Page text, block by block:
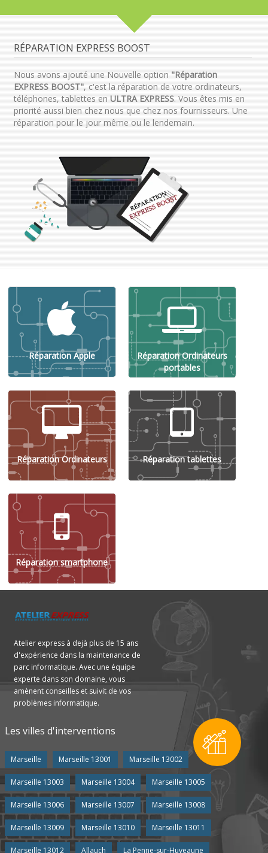
RÉPARATION EXPRESS BOOST
Nous avons ajouté une Nouvelle option "Réparation
EXPRESS BOOST", c'est la réparation de votre ordinateurs,
téléphones, tablettes en ULTRA EXPRESS. Vous êtes mis en
priorité aussi bien chez nous que chez nos fournisseurs. Une
réparation pour le jour même ou le lendemain.
Réparation Apple
Réparation Ordinateurs
portables
Réparation Ordinateurs Réparation tablettes
Réparation smartphone
Atelier express à dejà plus de 15 ans
d'expérience dans la maintenance de
parc informatique. Avec une équipe
experte dans son domaine, vous
amènent conseilles et suivit de vos
problèmes informatique.
Les villes d'interventions
Marseille Marseille 13001 Marseille 13002
Marseille 13003 Marseille 13004 Marseille 13005
Marseille 13006 Marseille 13007 Marseille 13008
Marseille 13009 Marseille 13010 Marseille 13011
Marseille 13012 Allauch La Penne-sur-Huveaune